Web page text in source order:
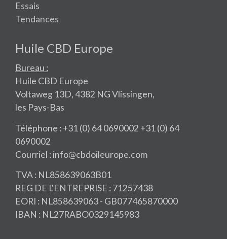
Essais
Tendances
Huile CBD Europe
Bureau :
Huile CBD Europe
Voltaweg 13D, 4382 NG Vlissingen,
les Pays-Bas
Téléphone : +31 (0) 64 0690002 +31 (0) 64
0690002
Courriel : info@cbdoileurope.com
TVA : NL858639063B01
REG DE L'ENTREPRISE : 71257438
EORI : NL858639063 - GB077465870000
IBAN : NL27RABO0329145983